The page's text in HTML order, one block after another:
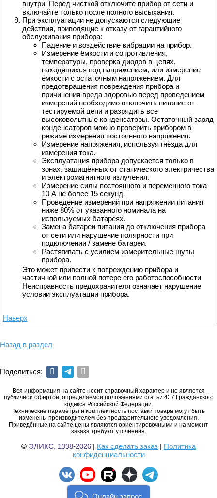
внутри. Перед чисткой отключите прибор от сети и
включайте только после полного высыхания.
При эксплуатации не допускаются следующие
действия, приводящие к отказу от гарантийного
обслуживания прибора:
Падение и воздействие вибрации на прибор.
Измерение ёмкости и сопротивления,
температуры, проверка диодов в цепях,
находящихся под напряжением, или измерение
ёмкости с остаточным напряжением. Для
предотвращения повреждения прибора и
причинения вреда здоровью перед проведением
измерений необходимо отключить питание от
тестируемой цепи и разрядить все
высоковольтные конденсаторы. Остаточный заряд
конденсаторов можно проверить прибором в
режиме измерения постоянного напряжения.
Измерение напряжения, используя гнёзда для
измерения тока.
Эксплуатация прибора допускается только в
зонах, защищённых от статического электричества
и электромагнитного излучения.
Измерение силы постоянного и переменного тока
10 А не более 15 секунд.
Проведение измерений при напряжении питания
ниже 80% от указанного номинала на
используемых батареях.
Замена батареи питания до отключения прибора
от сети или нарушение полярности при
подключении / замене батареи.
Растягивать с усилием измерительные щупы
прибора.
Это может привести к повреждению прибора и
частичной или полной потере его работоспособности
Неисправность предохранителя означает нарушение
условий эксплуатации прибора.
Наверх
Назад в раздел
Поделиться:
Вся информация на сайте носит справочный характер и не является
публичной офертой, определяемой положениями статьи 437 Гражданского
кодекса Российской Федерации.
Технические параметры и комплектность поставки товара могут быть
изменены производителем без предварительного уведомления.
Приведённые на сайте цены являются ориентировочными и на момент
заказа требуют уточнения.
© ЭЛИКС, 1998-2026 | Как сделать заказ | Политика
конфиденциальности
Онлайн запрос